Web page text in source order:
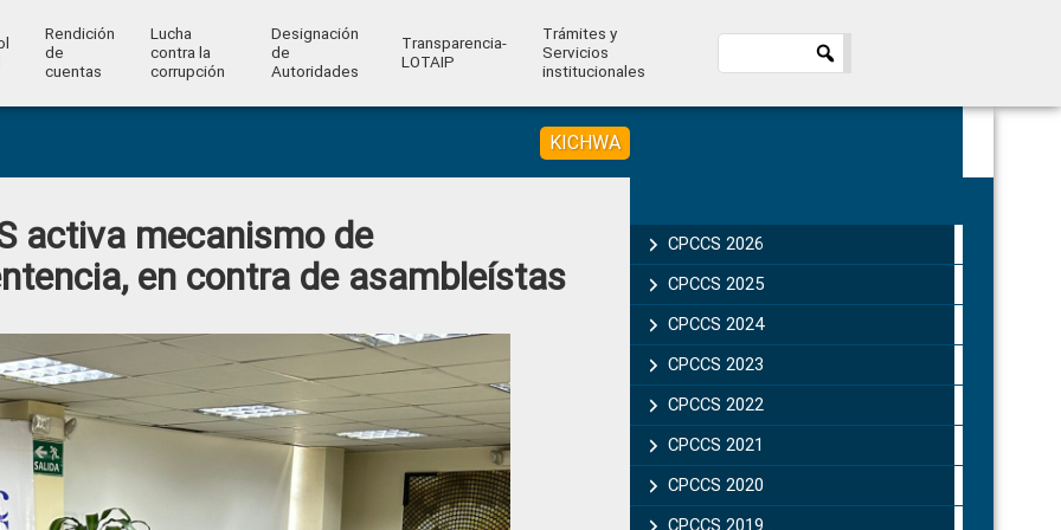
Rendición
de
cuentas
Lucha
contra la
corrupción
Designación
de
Autoridades
Transparencia-
LOTAIP
Trámites y
Servicios
institucionales
KICHWA
activa mecanismo de
en contra de asambleístas
Sidebar
CPCCS 2026
CPCCS 2025
CPCCS 2024
CPCCS 2023
CPCCS 2022
CPCCS 2021
CPCCS 2020
CPCCS 2019 .